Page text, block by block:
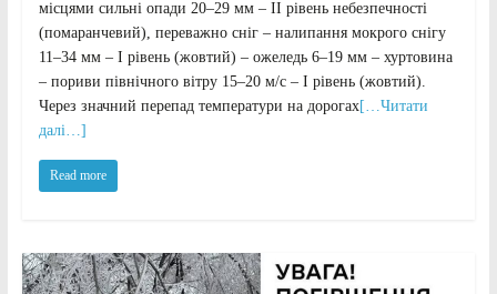
місцями сильні опади 20–29 мм – ІІ рівень небезпечності
(помаранчевий), переважно сніг – налипання мокрого снігу
11–34 мм – І рівень (жовтий) – ожеледь 6–19 мм – хуртовина
– пориви північного вітру 15–20 м/с – І рівень (жовтий).
Через значний перепад температури на дорогах[…Читати
далі…]
Read more